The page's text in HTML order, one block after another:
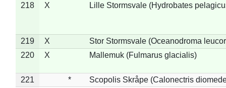
218
X Lille Stormsvale (Hydrobates
219 X
Stor Stormsvale (Oceanodroma
220
X Mallemuk (Fulmarus glacialis)
221 *
Scopolis Skråpe (Calonectris